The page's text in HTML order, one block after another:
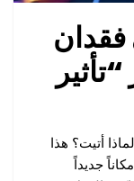
فقدان
أتيت؟ هذا
جديداً